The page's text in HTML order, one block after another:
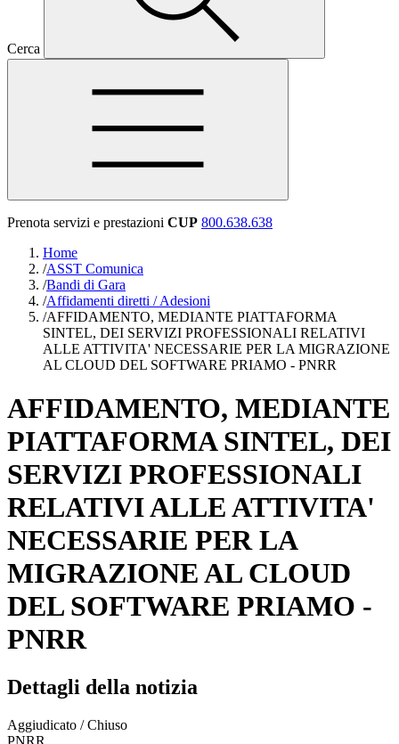
Cerca
Prenota servizi e prestazioni CUP 800.638.638
Home
/ASST Comunica
/Bandi di Gara
/Affidamenti diretti / Adesioni
/AFFIDAMENTO, MEDIANTE PIATTAFORMA
SINTEL, DEI SERVIZI PROFESSIONALI RELATIVI
ALLE ATTIVITA' NECESSARIE PER LA MIGRAZIONE
AL CLOUD DEL SOFTWARE PRIAMO - PNRR
AFFIDAMENTO, MEDIANTE
PIATTAFORMA SINTEL, DEI
SERVIZI PROFESSIONALI
RELATIVI ALLE ATTIVITA'
NECESSARIE PER LA
MIGRAZIONE AL CLOUD
DEL SOFTWARE PRIAMO -
PNRR
Dettagli della notizia
Aggiudicato / Chiuso
PNRR